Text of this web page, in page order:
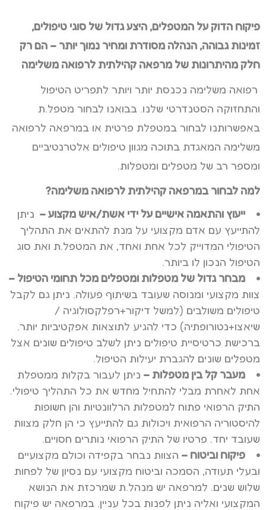
פיקוח הדוק על המטפלים, היצע גדול של סוגי טיפולים,
זמינות גבוהה, הנהלה מסודרת ומחיר נמוך יותר – הם רק
חלק מהיתרונות של מרפאה קהילתית לרפואה משלימה
רפואה משלימה נכנסת יותר ויותר לתפריט הטיפול
והתחזוקה הסטנדרטי שלנו. בבואנו לבחור מטפל.ת
באפשרותנו לבחור במטפלת פרטית או במרפאה לרפואה
משלימה המאגדת בתוכה מגוון טיפולים אלטרנטיביים
ומספר רב של מטפלים ומטפלות.
למה לבחור במרפאה קהילתית לרפואה משלימה?
ייעוץ והתאמה אישיים על ידי אשת/איש מקצוע – ניתן
להתייעץ עם אדם מקצועי על מנת להתאים את התהליך
הטיפולי המדוייק לכל אחת ואחד, את המטפל.ת ואת סוג
הטיפול הנכון לו ביותר.
מבחר גדול של מטפלות ומטפלים מכל תחומי הטיפול –
צוות מקצועי ומנוסה שעובד בשיתוף פעולה. ניתן גם לקבל
טיפולים משולבים (למשל דיקור+רפלקסולוגיה /
שיאצו+נטורופתיה) כדי להגיע לתוצאות אפקטיביות יותר.
ברכישת כרטיסיית טיפולים ניתן לשלב טיפולים שונים אצל
מטפלים שונים להגברת יעילות הטיפול.
מעבר קל בין מטפלות – ניתן לעבור בקלות ממטפלת
אחת לאחרת מבלי להתחיל מחדש את כל התהליך טיפולי.
התיק הרפואי פתוח למטפלות הרלוונטיות והן חשופות
להיסטוריה הרפואית ויכולות גם להתייעץ כי הן חלק מצוות
שעובד יחד. פרטיו של התיק הרפואי נותרים חסויים.
פיקוח וביטוח – הצוות נבחר בקפידה וכולם מקצועיים
ובעלי תעודה, הסמכה וביטוח מקצועי עם נסיון של לפחות
שלוש שנים. למרפאה יש מנהל.ת שמרכזת את הנושא
המקצועי ואליה ניתן לפנות בכל עניין. במרפאה יש פיקוח